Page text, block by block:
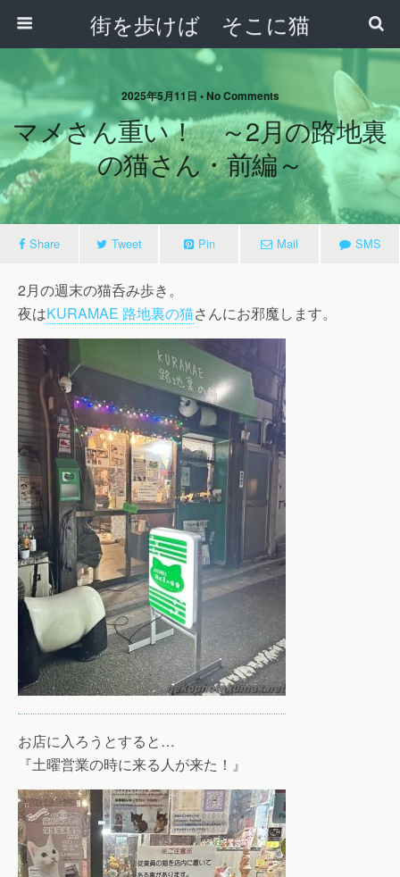
街を歩けば そこに猫
2025年5月11日 • No Comments
マメさん重い！ ～2月の路地裏
の猫さん・前編～
Share Tweet Pin Mail SMS
2月の週末の猫呑み歩き。
夜はKURAMAE 路地裏の猫さんにお邪魔します。
お店に入ろうとすると…
『土曜営業の時に来る人が来た！』